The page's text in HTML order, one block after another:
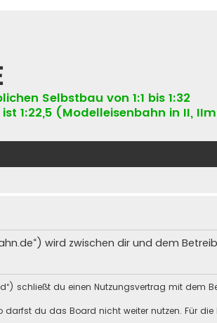
Selbstbau von 1:1 bis 1:32
1:22,5 (Modelleisenbahn in II,
wird zwischen dir und dem
schließt du einen Nutzungsvertrag mit dem
du das Board nicht weiter nutzen. Für